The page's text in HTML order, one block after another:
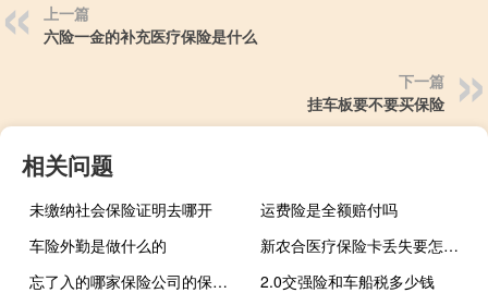
上一篇
六险一金的补充医疗保险是什么
下一篇
挂车板要不要买保险
相关问题
未缴纳社会保险证明去哪开
运费险是全额赔付吗
车险外勤是做什么的
新农合医疗保险卡丢失要怎么去补办
忘了入的哪家保险公司的保险怎么查询
2.0交强险和车船税多少钱